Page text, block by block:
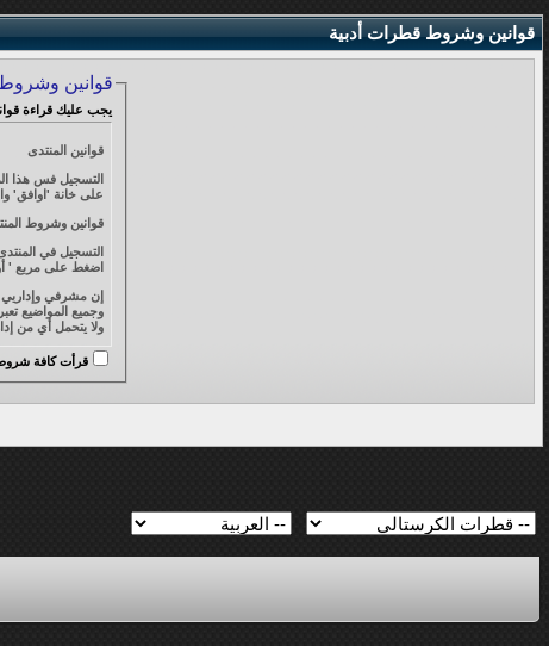
قوانين وشروط قطرات أدبية
قوانين
يجب عليك قراءة قوانين وشروط الاشتراك في المنتدى والموافقة عليها , قبل البدء في عملية التسجيل:
قوانين المنتدى
التسجيل فس هذا
على خانة 'اوافق' واضغط على زر 'التسجل' أدناه. إذا أردت إلغاء التسجيل ، انقر فوق
قوانين وشروط
التسجيل في
اضغط على مربع '
وجميع المواضيع
ولا يتحمل أي من إدارة قطرات أدبية
أو مسح، أو تعديل،
قرأت كافة شروط